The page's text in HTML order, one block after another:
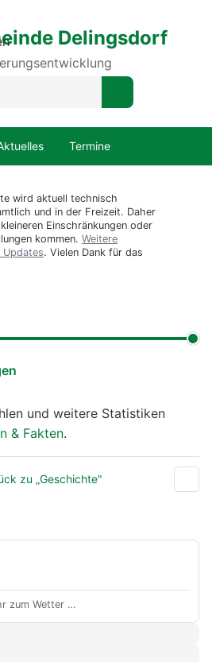
Delingsdorf
Termine
wird aktuell technisch
und in der Freizeit. Daher
Einschränkungen oder
kommen. Weitere
Updates. Vielen Dank für das
und weitere Statistiken
& Fakten.
zu „Geschichte"
zum Wetter …